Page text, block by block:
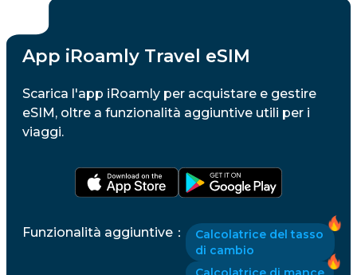
App iRoamly Travel eSIM
Scarica l'app iRoamly per acquistare e gestire
eSIM, oltre a funzionalità aggiuntive utili per i
viaggi.
Funzionalità aggiuntive ：
Calcolatrice del tasso
di cambio